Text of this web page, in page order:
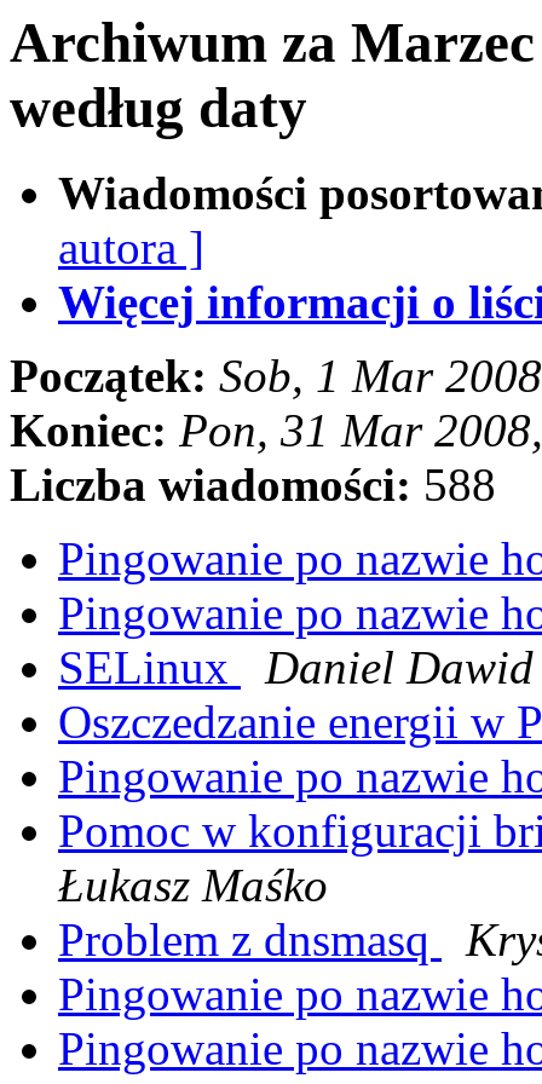
Archiwum za
według daty
Wiadomości
autora ]
Więcej informacji o
Początek: Sob, 1 Mar
Koniec: Pon, 31 Mar
Liczba wiadomości: 588
Pingowanie po nazwie
Pingowanie po nazwie
SELinux
Daniel
Oszczedzanie energii w
Pingowanie po nazwie
Pomoc w konfiguracji
Łukasz Maśko
Problem z dnsmasq
Pingowanie po nazwie
Pingowanie po nazwie